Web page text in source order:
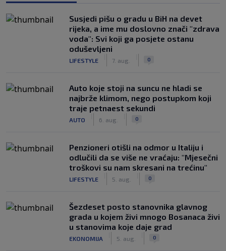
Susjedi pišu o gradu u BiH na devet
rijeka, a ime mu doslovno znači "zdrava
voda": Svi koji ga posjete ostanu
oduševljeni
LIFESTYLE 7. aug. 0
Auto koje stoji na suncu ne hladi se
najbrže klimom, nego postupkom koji
traje petnaest sekundi
AUTO 6. aug. 0
Penzioneri otišli na odmor u Italiju i
odlučili da se više ne vraćaju: "Mjesečni
troškovi su nam skresani na trećinu"
LIFESTYLE 5. aug. 0
Šezdeset posto stanovnika glavnog
grada u kojem živi mnogo Bosanaca živi
u stanovima koje daje grad
EKONOMIJA 5. aug. 0